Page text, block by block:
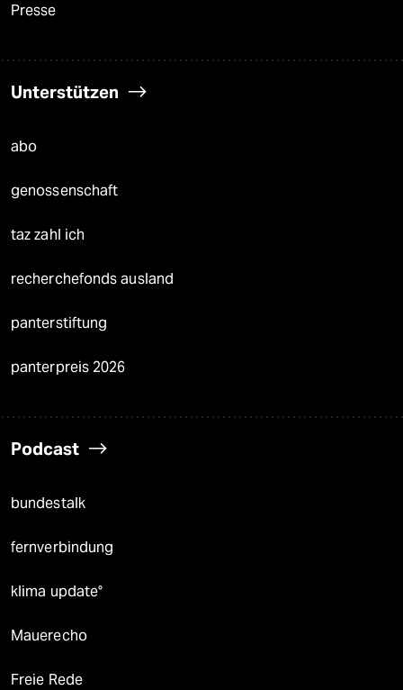
Presse
Unterstützen
abo
genossenschaft
taz zahl ich
recherchefonds ausland
panterstiftung
panterpreis 2026
Podcast
bundestalk
fernverbindung
klima update°
Mauerecho
Freie Rede